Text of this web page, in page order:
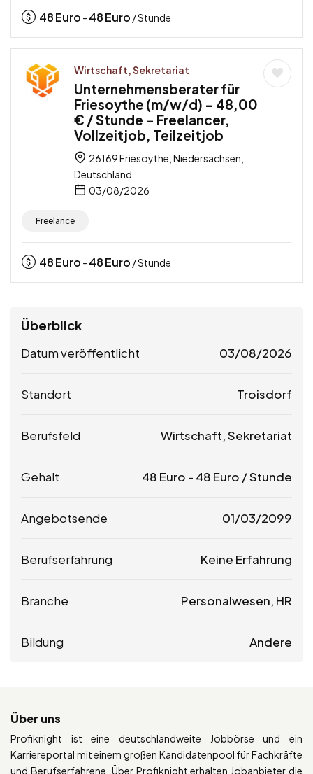
48Euro - 48Euro / Stunde
Wirtschaft, Sekretariat
Unternehmensberater für
Friesoythe (m/w/d) – 48,00
€ / Stunde – Freelancer,
Vollzeitjob, Teilzeitjob
26169 Friesoythe, Niedersachsen,
Deutschland
03/08/2026
Freelance
48Euro - 48Euro / Stunde
Überblick
Datum veröffentlicht 03/08/2026
Standort Troisdorf
Berufsfeld Wirtschaft, Sekretariat
Gehalt 48 Euro - 48 Euro / Stunde
Angebotsende 01/03/2099
Berufserfahrung Keine Erfahrung
Branche Personalwesen, HR
Bildung Andere
Über uns
Profiknight ist eine deutschlandweite Jobbörse und ein
Karriereportal mit einem großen Kandidatenpool für Fachkräfte
und Berufserfahrene. Über Profiknight erhalten Jobanbieter die